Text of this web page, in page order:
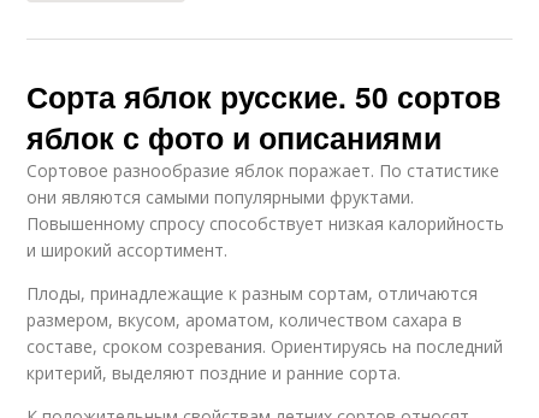
Сорта яблок русские. 50 сортов
яблок с фото и описаниями
Сортовое разнообразие яблок поражает. По статистике
они являются самыми популярными фруктами.
Повышенному спросу способствует низкая калорийность
и широкий ассортимент.
Плоды, принадлежащие к разным сортам, отличаются
размером, вкусом, ароматом, количеством сахара в
составе, сроком созревания. Ориентируясь на последний
критерий, выделяют поздние и ранние сорта.